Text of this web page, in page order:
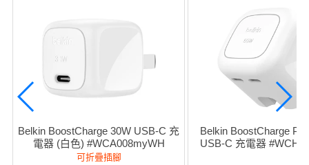
Belkin BoostCharge 30W USB-C 充
電器 (白色) #WCA008myWH
可折疊插腳
Belkin BoostCharge
USB-C 充電器